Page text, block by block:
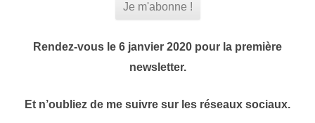
Rendez-vous le 6 janvier 2020 pour la première
newsletter.
Et n’oubliez de me suivre sur les réseaux sociaux.